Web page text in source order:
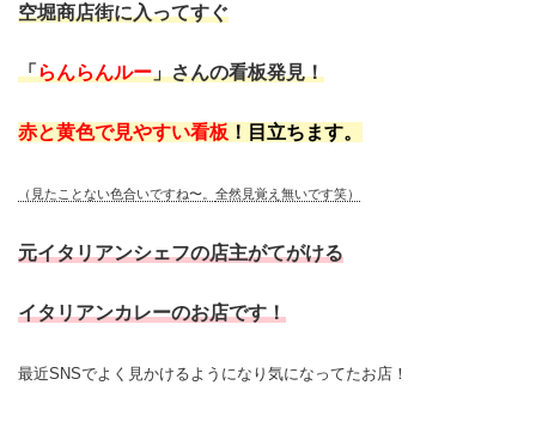
空堀商店街に入ってすぐ
「らんらんルー」さんの看板発見！
赤と黄色で見やすい看板 ！目立ちます。
（見たことない色合いですね〜。 全然見覚え無いです笑）
元イタリアンシェフの店主がてがける
イタリアンカレーのお店です！
最近SNSでよく見かけるようになり気になってたお店！